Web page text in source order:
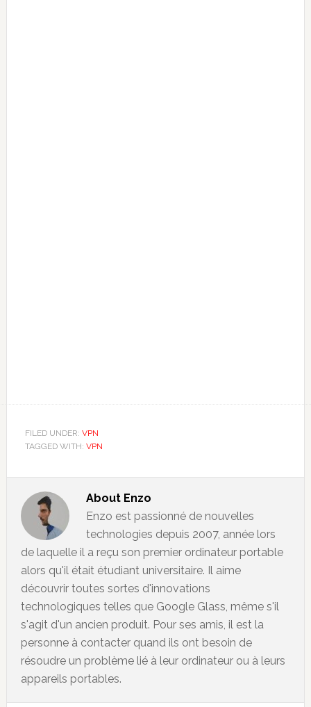
FILED UNDER: VPN
TAGGED WITH: VPN
About Enzo
Enzo est passionné de nouvelles
technologies depuis 2007, année lors
de laquelle il a reçu son premier ordinateur portable
alors qu'il était étudiant universitaire. Il aime
découvrir toutes sortes d'innovations
technologiques telles que Google Glass, même s'il
s'agit d'un ancien produit. Pour ses amis, il est la
personne à contacter quand ils ont besoin de
résoudre un problème lié à leur ordinateur ou à leurs
appareils portables.